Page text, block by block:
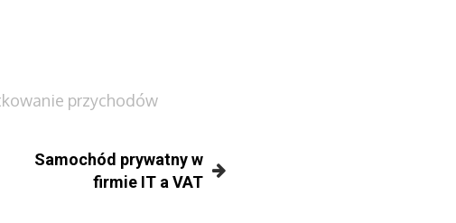
przychodów
Samochód prywatny w
firmie IT a VAT